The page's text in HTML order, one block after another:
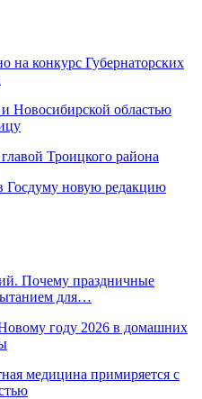
на конкурс Губернаторских
Новосибирской областью
Троицкого района
Госдуму новую редакцию
Почему праздничные
для…
году 2026 в домашних
медицина примиряется с